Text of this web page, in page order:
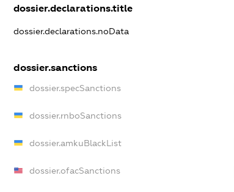
dossier.declarations.title
dossier.declarations.noData
dossier.sanctions
dossier.specSanctions
dossier.rnboSanctions
dossier.amkuBlackList
dossier.ofacSanctions